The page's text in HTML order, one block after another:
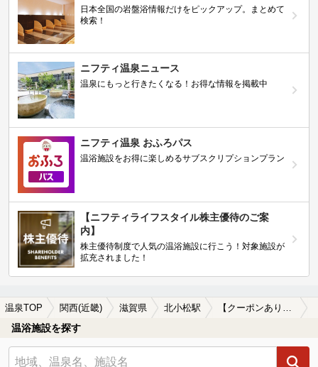
日本全国の岩盤浴情報だけをピックアップ。まとめて
検索！
ニフティ温泉ニュース
温泉にもっと行きたくなる！お得な情報を掲載中
ニフティ温泉 おふろパス
温浴施設をお得に楽しめるサブスクリプションプラン
【ニフティライフスタイル株主優待のご案
内】
株主優待制度で人気の温浴施設に行こう！対象施設が
拡充されました！
温泉TOP 関西(近畿) 滋賀県 北小松駅
温浴施設を探す